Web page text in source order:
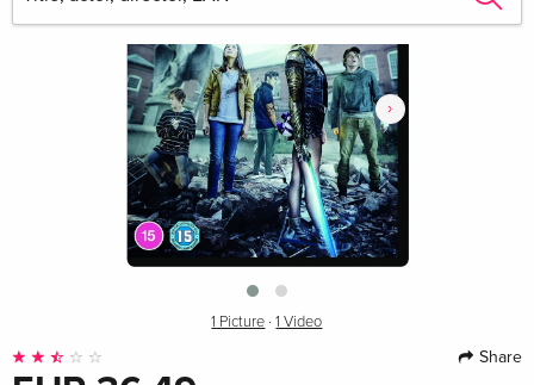
›
1 Picture ·1 Video
Share